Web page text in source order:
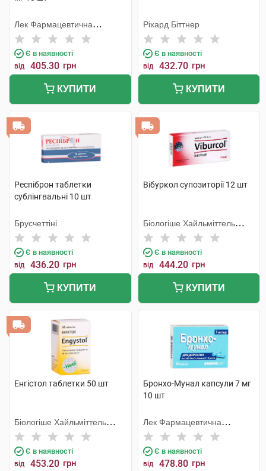
Лек Фармацевтична
компанія
Є в наявності
від 405.30 грн
КУПИТИ
Ріхард Біттнер
Є в наявності
від 432.70 грн
КУПИТИ
Респіброн таблетки
сублінгвальні 10 шт
Брусчеттіні
Є в наявності
від 436.20 грн
КУПИТИ
Вібуркол супозиторії 12 шт
Біологіше Хайльміттель
Хеель
Є в наявності
від 444.20 грн
КУПИТИ
Енгістол таблетки 50 шт
Біологіше Хайльміттель
Хеель
Є в наявності
від 453.20 грн
Бронхо-Мунал капсули 7 мг
10 шт
Лек Фармацевтична
компанія
Є в наявності
від 478.80 грн